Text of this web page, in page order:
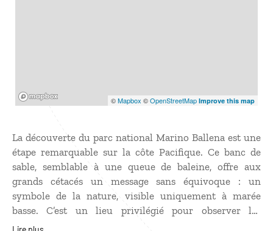
©Mapbox ©OpenStreetMap Improve this map
La découverte du parc national Marino Ballena est une
étape remarquable sur la côte Pacifique. Ce banc de
sable, semblable à une queue de baleine, offre aux
grands cétacés un message sans équivoque : un
symbole de la nature, visible uniquement à marée
basse. C’est un lieu privilégié pour observer les
migrations successives des baleines à bosse, en quête